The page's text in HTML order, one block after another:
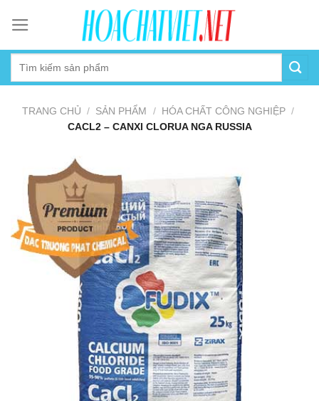
content
TRANG CHỦ / SẢN PHẨM / HÓA CHẤT CÔNG NGHIỆP /
CACL2 – CANXI CLORUA NGA RUSSIA